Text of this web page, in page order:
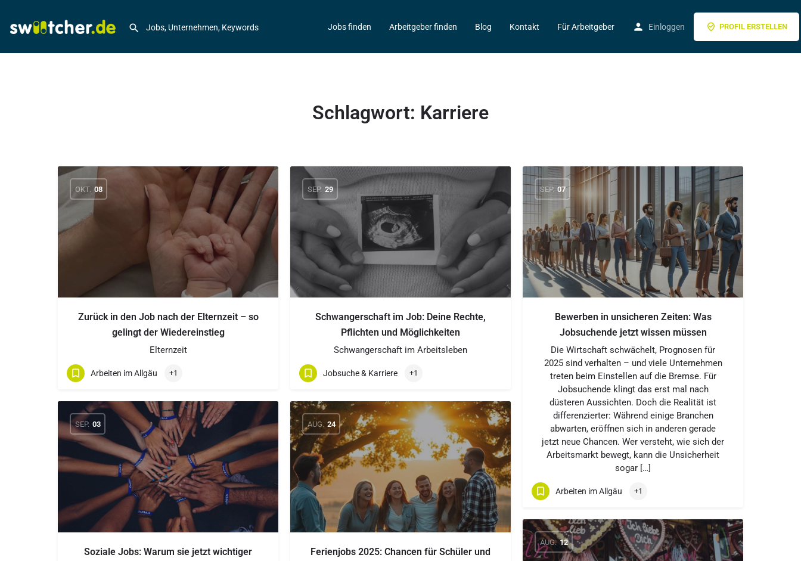
Jobs finden Arbeitgeber finden Blog Kontakt Für Arbeitgeber Einloggen PROFIL ERSTELLEN
Schlagwort: Karriere
OKT. 08
Zurück in den Job nach der Elternzeit – so
gelingt der Wiedereinstieg
Elternzeit
Arbeiten im Allgäu +1
SEP. 29
Schwangerschaft im Job: Deine Rechte,
Pflichten und Möglichkeiten
Schwangerschaft im Arbeitsleben
Jobsuche & Karriere +1
SEP. 07
Bewerben in unsicheren Zeiten: Was
Jobsuchende jetzt wissen müssen
Die Wirtschaft schwächelt, Prognosen für
2025 sind verhalten – und viele Unternehmen
treten beim Einstellen auf die Bremse. Für
Jobsuchende klingt das erst mal nach
düsteren Aussichten. Doch die Realität ist
differenzierter: Während einige Branchen
abwarten, eröffnen sich in anderen gerade
jetzt neue Chancen. Wer versteht, wie sich der
Arbeitsmarkt bewegt, kann die Unsicherheit
sogar […]
Arbeiten im Allgäu +1
SEP. 03
Soziale Jobs: Warum sie jetzt wichtiger
AUG. 24
Ferienjobs 2025: Chancen für Schüler und
AUG. 12